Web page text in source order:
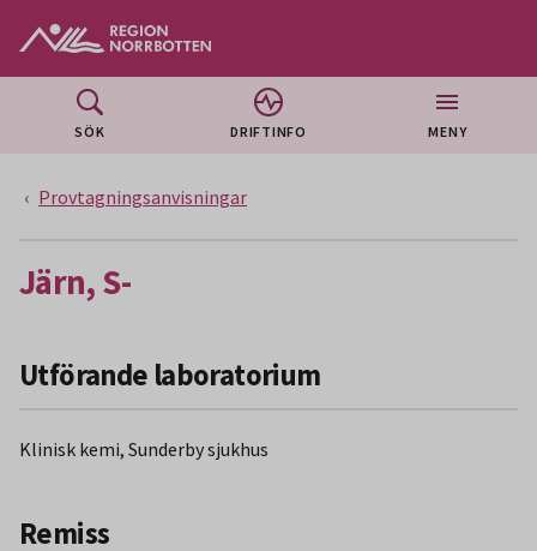
SÖK DRIFTINFO MENY
Provtagningsanvisningar
Järn, S-
Utförande laboratorium
Klinisk kemi, Sunderby sjukhus
Remiss